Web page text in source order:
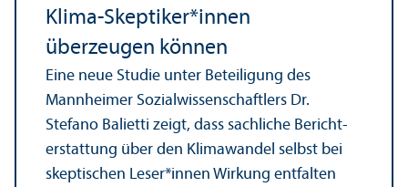
Klima-Skeptiker*innen
überzeugen können
Eine neue Studie unter Beteiligung des
Mannheimer Sozial­wissenschaft­lers Dr.
Stefano Balietti zeigt, dass sachliche Bericht­
erstattung über den Klimawandel selbst bei
skeptischen Leser*innen Wirkung entfalten